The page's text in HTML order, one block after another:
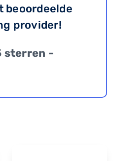
beoordeelde
provider!
sterren -